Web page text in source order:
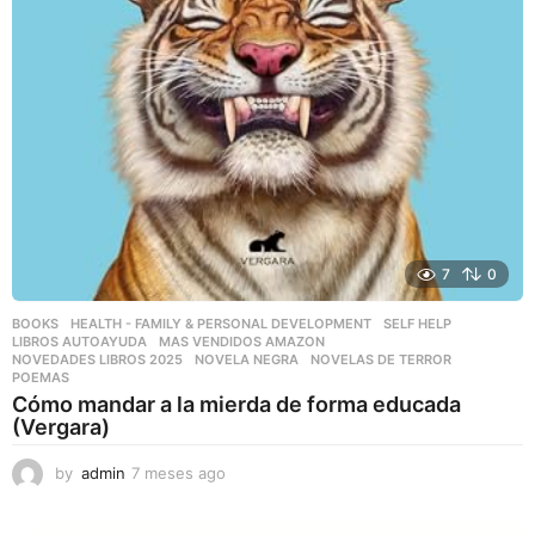
7 0
BOOKS ,HEALTH - FAMILY & PERSONAL DEVELOPMENT ,SELF HELP
LIBROS AUTOAYUDA
,MAS VENDIDOS AMAZON
NOVEDADES LIBROS 2025
,NOVELA NEGRA ,NOVELAS DE TERROR
POEMAS
Cómo mandar a la mierda de forma educada
(Vergara)
by admin 7 meses ago